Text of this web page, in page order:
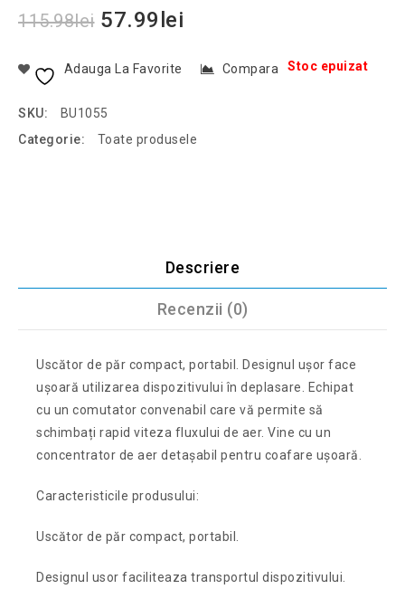
115.98lei 57.99 lei
Stoc epuizat
Adauga La Favorite Compara
SKU:
BU1055
Categorie:
Toate produsele
Descriere
Recenzii (0)
Uscător de păr compact, portabil. Designul ușor face
ușoară utilizarea dispozitivului în deplasare. Echipat
cu un comutator convenabil care vă permite să
schimbați rapid viteza fluxului de aer. Vine cu un
concentrator de aer detașabil pentru coafare ușoară.
Caracteristicile produsului:
Uscător de păr compact, portabil.
Designul usor faciliteaza transportul dispozitivului.